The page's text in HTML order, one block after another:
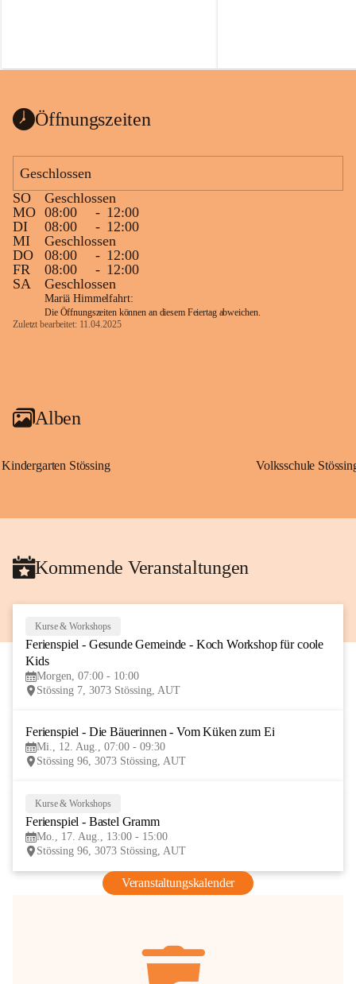
Öffnungszeiten
Geschlossen
SO
Geschlossen
MO 08:00 - 12:00
DI
08:00 - 12:00
MI
Geschlossen
DO
08:00 - 12:00
FR
08:00 - 12:00
SA
Geschlossen
Mariä Himmelfahrt:
Die Öffnungszeiten können an diesem Feiertag abweichen.
Zuletzt bearbeitet: 11.04.2025
Alben
Kindergarten Stössing Volksschule
Kommende Veranstaltungen
AUG
Kurse & Workshops
Ferienspiel - Gesunde Gemeinde - Koch Workshop für coole
Kids
Morgen, 07:00 - 10:00
Stössing 7, 3073 Stössing, AUT
Ferienspiel - Die Bäuerinnen - Vom Küken zum Ei
Mi., 12. Aug., 07:00 - 09:30
Stössing 96, 3073 Stössing, AUT
Kurse & Workshops
Ferienspiel - Bastel Gramm
Mo., 17. Aug., 13:00 - 15:00
Stössing 96, 3073 Stössing, AUT
Veranstaltungskalender